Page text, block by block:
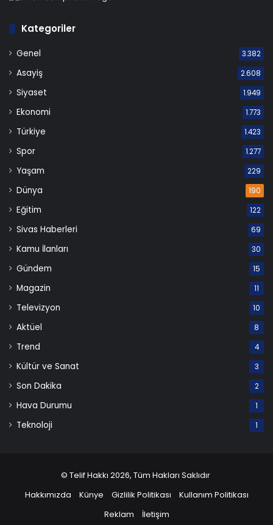
Kategoriler
Genel 3.382
Asayiş 2.608
Siyaset 1.949
Ekonomi 1.773
Türkiye 1.423
Spor 1.277
Yaşam 229
Dünya 190
Eğitim 122
Sivas Haberleri 69
Kamu İlanları 30
Gündem 15
Magazin 11
Televizyon 10
Aktüel 8
Trend 4
Kültür ve Sanat 3
Son Dakika 2
Hava Durumu 1
Teknoloji 1
© Telif Hakkı 2026, Tüm Hakları Saklıdır
Hakkımızda
Künye Gizlilik Politikası
Kullanım Politikası
Reklam
İletişim